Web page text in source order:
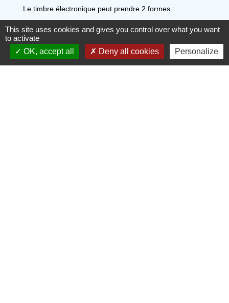
Le timbre électronique peut prendre 2 formes :
Un code 2D qui peut être scanné directement
depuis un téléphone ;
timbre.
This site uses cookies and gives you control over what you want
to activate
OK, accept all
Deny all cookies Personalize